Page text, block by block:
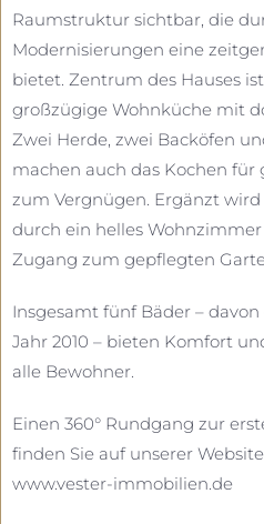
Raumstruktur sichtbar, die
Modernisierungen eine
bietet. Zentrum des Hauses
großzügige Wohnküche mit
Zwei Herde, zwei Backöfen
machen auch das Kochen für
zum Vergnügen. Ergänzt
durch ein helles
Zugang zum gepflegten
Insgesamt fünf Bäder –
Jahr 2010 – bieten Komfort
alle Bewohner.
Einen 360° Rundgang zur
finden Sie auf unserer
www.vester-immobilien.de